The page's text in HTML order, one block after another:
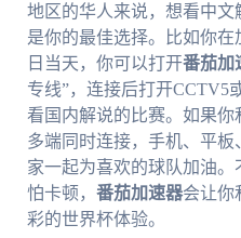
地区的华人来说，想看中文
是你的最佳选择。比如你
日当天，你可以打开番茄加
专线”，连接后打开CCTV5
看国内解说的比赛。如果你
多端同时连接，手机、平
家一起为喜欢的球队加油
怕卡顿， 番茄加速器会让你
彩的世界杯体验。